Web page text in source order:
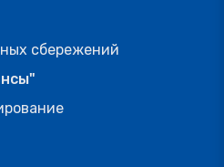
сбережений